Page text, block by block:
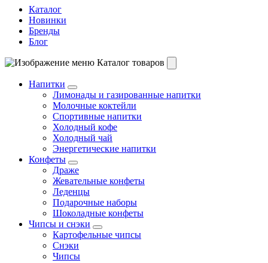
Каталог
Новинки
Бренды
Блог
Каталог товаров
Напитки
Лимонады и газированные напитки
Молочные коктейли
Спортивные напитки
Холодный кофе
Холодный чай
Энергетические напитки
Конфеты
Драже
Жевательные конфеты
Леденцы
Подарочные наборы
Шоколадные конфеты
Чипсы и снэки
Картофельные чипсы
Снэки
Чипсы